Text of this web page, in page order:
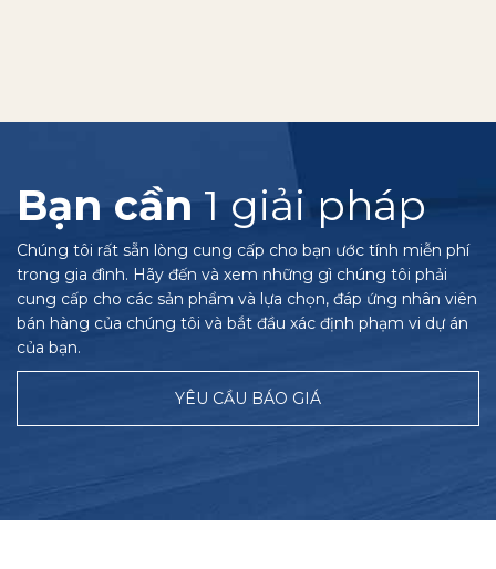
Bạn cần 1 giải pháp
Chúng tôi rất sẵn lòng cung cấp cho bạn ước tính miễn phí
trong gia đình. Hãy đến và xem những gì chúng tôi phải
cung cấp cho các sản phẩm và lựa chọn, đáp ứng nhân viên
bán hàng của chúng tôi và bắt đầu xác định phạm vi dự án
của bạn.
YÊU CẦU BÁO GIÁ